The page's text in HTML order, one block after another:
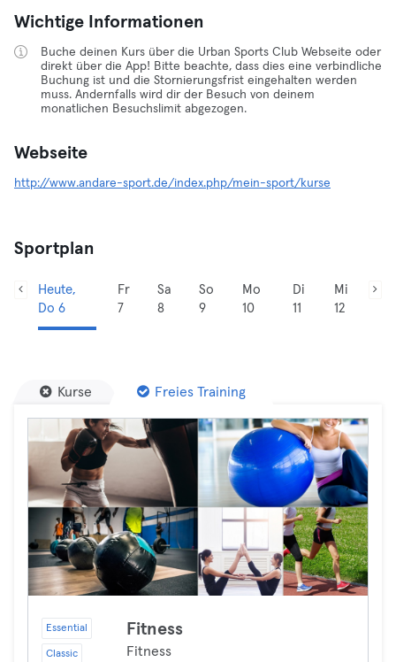
Wichtige Informationen
Buche deinen Kurs über die Urban Sports Club Webseite oder
direkt über die App! Bitte beachte, dass dies eine verbindliche
Buchung ist und die Stornierungsfrist eingehalten werden
muss. Andernfalls wird dir der Besuch von deinem
monatlichen Besuchslimit abgezogen.
Webseite
http://www.andare-sport.de/index.php/mein-sport/kurse
Sportplan
Heute,
Do 6
Fr
7
Sa
8
So
9
Mo
10
Di
11
Mi
12
Kurse Freies Training
Essential
Classic
Fitness
Fitness